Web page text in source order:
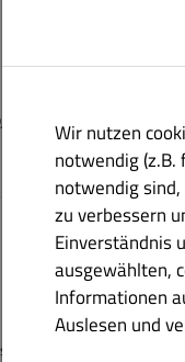
Wir nutzen
notwendig
notwendig
zu verbessern
Einverständnis
ausgewählten,
Informationen
Auslesen und